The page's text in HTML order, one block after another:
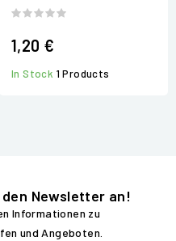
1,20 €
In Stock 1 Products
Newsletter an!
Informationen zu
und Angeboten.